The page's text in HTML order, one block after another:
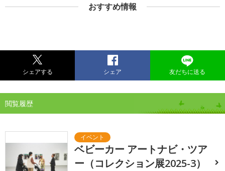
おすすめ情報
シェアする シェア 友だちに送る
閲覧履歴
ベビーカー アートナビ・ツア
ー（コレクション展2025-3）